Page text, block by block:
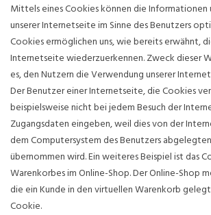
Mittels eines Cookies können die
unserer Internetseite im Sinne des Benutzers
Cookies ermöglichen uns, wie bereits erwähnt,
Internetseite wiederzuerkennen. Zweck dieser
es, den Nutzern die Verwendung unserer
Der Benutzer einer Internetseite, die Cookies
beispielsweise nicht bei jedem Besuch der
Zugangsdaten eingeben, weil dies von der
dem Computersystem des Benutzers
übernommen wird. Ein weiteres Beispiel ist das
Warenkorbes im Online-Shop. Der Online-Shop
die ein Kunde in den virtuellen Warenkorb
Cookie.